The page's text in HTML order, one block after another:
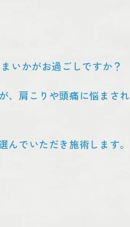
いかがお過ごしですか？
、肩こりや頭痛に悩まされ
でいただき施術します。